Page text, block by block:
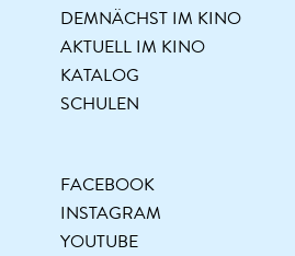
DEMNÄCHST IM KINO
AKTUELL IM KINO
KATALOG
SCHULEN
FACEBOOK
INSTAGRAM
YOUTUBE